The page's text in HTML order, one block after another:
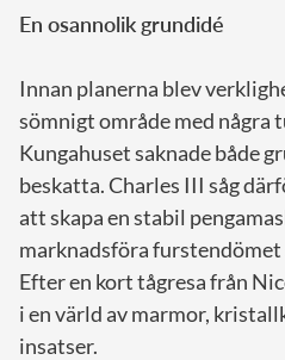
En osannolik grundidé
Innan planerna blev
sömnigt område med några
Kungahuset saknade både
beskatta. Charles III såg
att skapa en stabil
marknadsföra furstendömet
Efter en kort tågresa från
i en värld av marmor,
insatser.